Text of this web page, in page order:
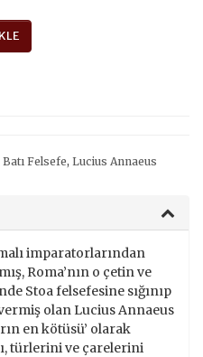
Felsefe, Lucius Annaeus
imparatorlarından
Roma’nın o çetin ve
Stoa felsefesine sığınıp
olan Lucius Annaeus
en kötüsü’ olarak
türlerini ve çarelerini